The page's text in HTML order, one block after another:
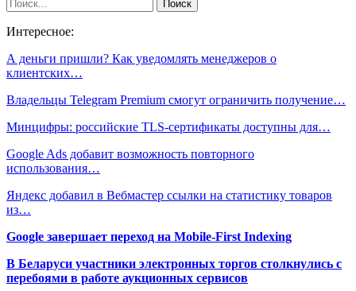
Интересное:
А деньги пришли? Как уведомлять менеджеров о
клиентских…
Владельцы Telegram Premium смогут ограничить получение…
Минцифры: российские TLS-сертификаты доступны для…
Google Ads добавит возможность повторного
использования…
Яндекс добавил в Вебмастер ссылки на статистику товаров
из…
Google завершает переход на Mobile-First Indexing
В Беларуси участники электронных торгов столкнулись с
перебоями в работе аукционных сервисов